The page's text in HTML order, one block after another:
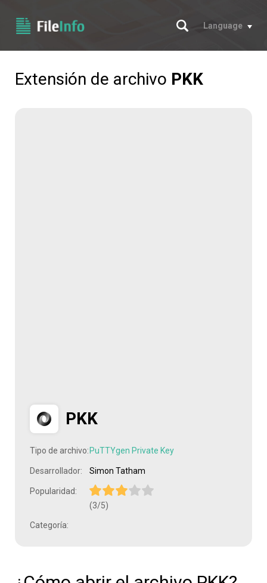
Buscar
Language
Extensión de archivo PKK
PKK
Tipo de archivo: PuTTYgen Private Key
Desarrollador: Simon Tatham
Popularidad:
(3/5)
Categoría: